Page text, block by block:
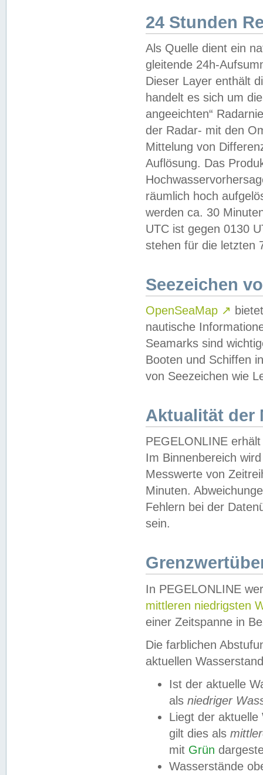
24 Stunden
Als Quelle dient ein
gleitende 24h-
Dieser Layer enthält
handelt es sich um
angeeichten“
der Radar- mit den
Mittelung von
Auflösung. Das
räumlich hoch
werden ca. 30
UTC ist gegen 0130
stehen für die letzten
Seezeichen
OpenSeaMap ↗
nautische
Seamarks sind
Booten und Schiffen
von Seezeichen wie
Aktualität der
PEGELONLINE
Im Binnenbereich
Messwerte von
Minuten.
Fehlern bei der
sein.
In PEGELONLINE
mittleren niedrigsten
einer Zeitspanne in
Die farblichen
aktuellen
Ist der aktuelle
als niedriger
Liegt der
gilt dies als
mit Grün
Wasserstände